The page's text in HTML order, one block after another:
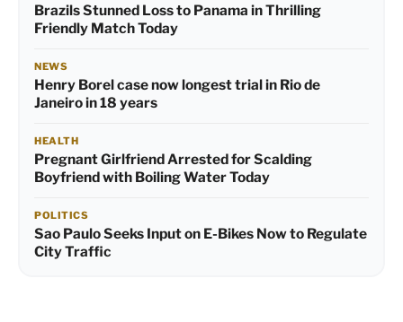
Brazils Stunned Loss to Panama in Thrilling
Friendly Match Today
NEWS
Henry Borel case now longest trial in Rio de
Janeiro in 18 years
HEALTH
Pregnant Girlfriend Arrested for Scalding
Boyfriend with Boiling Water Today
POLITICS
Sao Paulo Seeks Input on E-Bikes Now to Regulate
City Traffic